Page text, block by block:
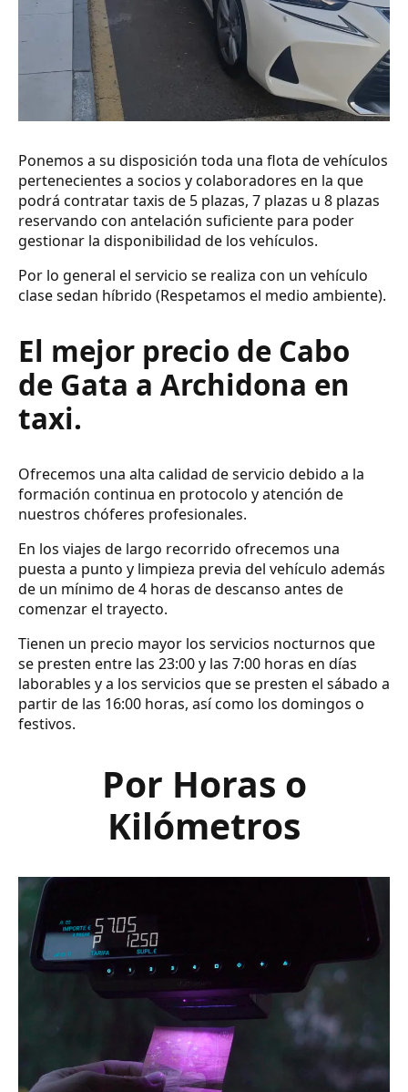
Ponemos a su disposición toda una flota de vehículos
pertenecientes a socios y colaboradores en la que
podrá contratar taxis de 5 plazas, 7 plazas u 8 plazas
reservando con antelación suficiente para poder
gestionar la disponibilidad de los vehículos.
Por lo general el servicio se realiza con un vehículo
clase sedan híbrido (Respetamos el medio ambiente).
El mejor precio de Cabo
de Gata a Archidona en
taxi.
Ofrecemos una alta calidad de servicio debido a la
formación continua en protocolo y atención de
nuestros chóferes profesionales.
En los viajes de largo recorrido ofrecemos una
puesta a punto y limpieza previa del vehículo además
de un mínimo de 4 horas de descanso antes de
comenzar el trayecto.
Tienen un precio mayor los servicios nocturnos que
se presten entre las 23:00 y las 7:00 horas en días
laborables y a los servicios que se presten el sábado a
partir de las 16:00 horas, así como los domingos o
festivos.
Por Horas o
Kilómetros